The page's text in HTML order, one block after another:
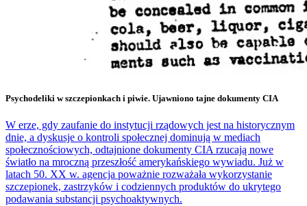
Psychodeliki w szczepionkach i piwie. Ujawniono tajne dokumenty CIA
W erze, gdy zaufanie do instytucji rządowych jest na historycznym
dnie, a dyskusje o kontroli społecznej dominują w mediach
społecznościowych, odtajnione dokumenty CIA rzucają nowe
światło na mroczną przeszłość amerykańskiego wywiadu. Już w
latach 50. XX w. agencja poważnie rozważała wykorzystanie
szczepionek, zastrzyków i codziennych produktów do ukrytego
podawania substancji psychoaktywnych.